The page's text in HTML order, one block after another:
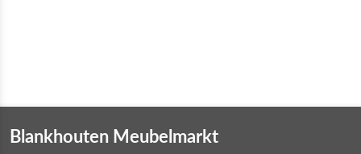
Blankhouten Meubelmarkt